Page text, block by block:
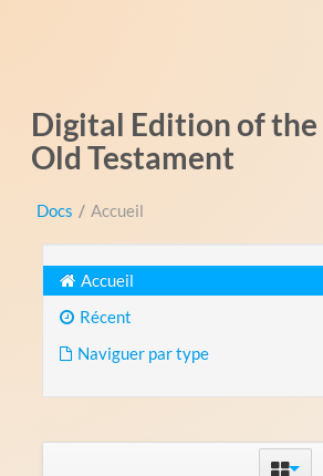
Digital Edition of
Old Testament
Docs / Accueil
Accueil
Récent
Naviguer par type